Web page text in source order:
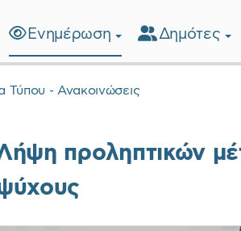
Ενημέρωση Δημότες
Τύπου - Ανακοινώσεις
προληπτικών